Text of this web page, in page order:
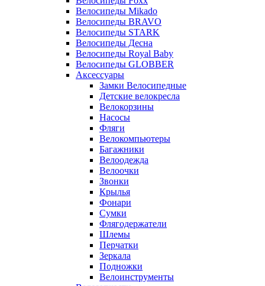
Велосипеды Mikado
Велосипеды BRAVO
Велосипеды STARK
Велосипеды Десна
Велосипеды Royal Baby
Велосипеды GLOBBER
Аксессуары
Замки Велосипедные
Детские велокресла
Велокорзины
Насосы
Фляги
Велокомпьютеры
Багажники
Велоодежда
Велоочки
Звонки
Крылья
Фонари
Сумки
Флягодержатели
Шлемы
Перчатки
Зеркала
Подножки
Велоинструменты